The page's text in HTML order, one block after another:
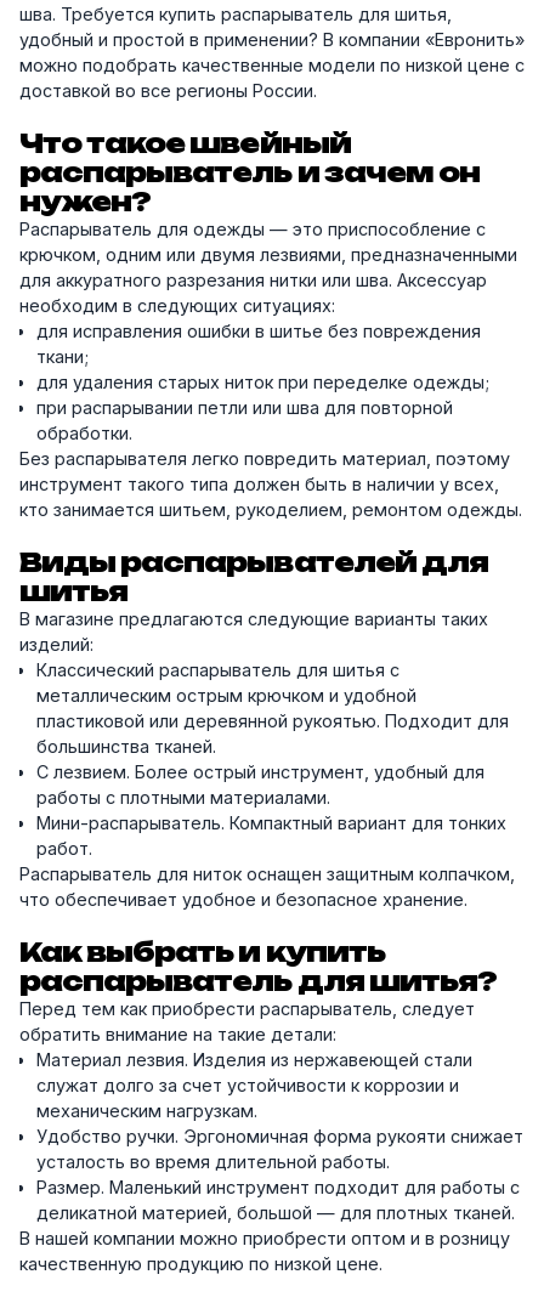
шва. Требуется купить распарыватель для шитья,
удобный и простой в применении? В компании «Евронить»
можно подобрать качественные модели по низкой цене с
доставкой во все регионы России.
Что такое швейный
распарыватель и зачем он
нужен?
Распарыватель для одежды — это приспособление с
крючком, одним или двумя лезвиями, предназначенными
для аккуратного разрезания нитки или шва. Аксессуар
необходим в следующих ситуациях:
для исправления ошибки в шитье без повреждения
ткани;
для удаления старых ниток при переделке одежды;
при распарывании петли или шва для повторной
обработки.
Без распарывателя легко повредить материал, поэтому
инструмент такого типа должен быть в наличии у всех,
кто занимается шитьем, рукоделием, ремонтом одежды.
Виды распарывателей для
шитья
В магазине предлагаются следующие варианты таких
изделий:
Классический распарыватель для шитья с
металлическим острым крючком и удобной
пластиковой или деревянной рукоятью. Подходит для
большинства тканей.
С лезвием. Более острый инструмент, удобный для
работы с плотными материалами.
Мини-распарыватель. Компактный вариант для тонких
работ.
Распарыватель для ниток оснащен защитным колпачком,
что обеспечивает удобное и безопасное хранение.
Как выбрать и купить
распарыватель для шитья?
Перед тем как приобрести распарыватель, следует
обратить внимание на такие детали:
Материал лезвия. Изделия из нержавеющей стали
служат долго за счет устойчивости к коррозии и
механическим нагрузкам.
Удобство ручки. Эргономичная форма рукояти снижает
усталость во время длительной работы.
Размер. Маленький инструмент подходит для работы с
деликатной материей, большой — для плотных тканей.
В нашей компании можно приобрести оптом и в розницу
качественную продукцию по низкой цене.